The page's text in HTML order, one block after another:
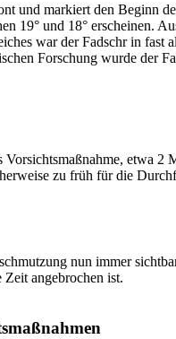
und markiert den Beginn
19° und 18° erscheinen.
war der Fadschr in
Forschung wurde der
etwa
zu früh für die
nun immer
angebrochen ist.